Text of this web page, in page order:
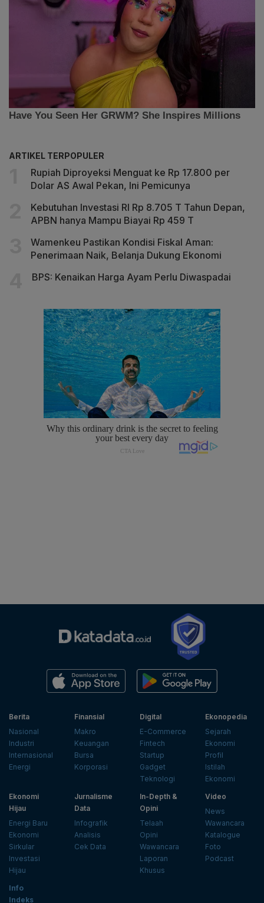
ARTIKEL TERPOPULER
Rupiah Diproyeksi Menguat ke Rp 17.800 per
Dolar AS Awal Pekan, Ini Pemicunya
Kebutuhan Investasi RI Rp 8.705 T Tahun Depan,
APBN hanya Mampu Biayai Rp 459 T
Wamenkeu Pastikan Kondisi Fiskal Aman:
Penerimaan Naik, Belanja Dukung Ekonomi
BPS: Kenaikan Harga Ayam Perlu Diwaspadai
Berita
Nasional
Industri
Internasional
Energi
Finansial
Makro
Keuangan
Bursa
Korporasi
Digital
E-Commerce
Fintech
Startup
Gadget
Teknologi
Ekonopedia
Sejarah
Ekonomi
Profil
Istilah
Ekonomi
Ekonomi
Hijau
Energi Baru
Ekonomi
Sirkular
Investasi
Hijau
Jurnalisme
Data
Infografik
Analisis
Cek Data
In-Depth &
Opini
Telaah
Opini
Wawancara
Laporan
Khusus
Video
News
Wawancara
Katalogue
Foto
Podcast
Info
Indeks